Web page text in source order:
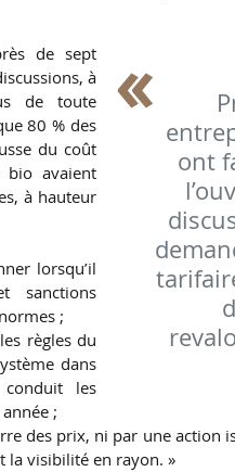
ont
de sept
à
de toute
80 % des
du coût
bio avaient
à hauteur
lorsqu’il
sanctions
;
règles du
dans
les
;
des prix, ni par une action
la visibilité en rayon. »